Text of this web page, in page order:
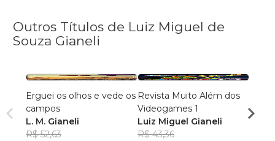
Outros Títulos de Luiz Miguel de
Souza Gianeli
Erguei os olhos e vede os
campos
L. M. Gianeli
R$ 52,63
Revista Muito Além dos
Videogames 1
Luiz Miguel Gianeli
R$ 43,36
Luiz